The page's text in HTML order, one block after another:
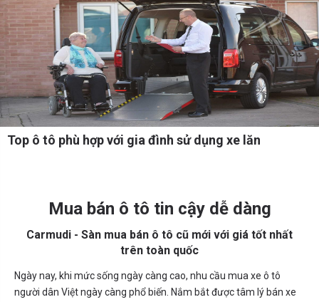
Top ô tô phù hợp với gia đình sử dụng xe lăn
Mua bán ô tô tin cậy dễ dàng
Carmudi - Sàn mua bán ô tô cũ mới với giá tốt nhất
trên toàn quốc
Ngày nay, khi mức sống ngày càng cao, nhu cầu mua xe ô tô
người dân Việt ngày càng phổ biến. Nắm bắt được tâm lý bán xe